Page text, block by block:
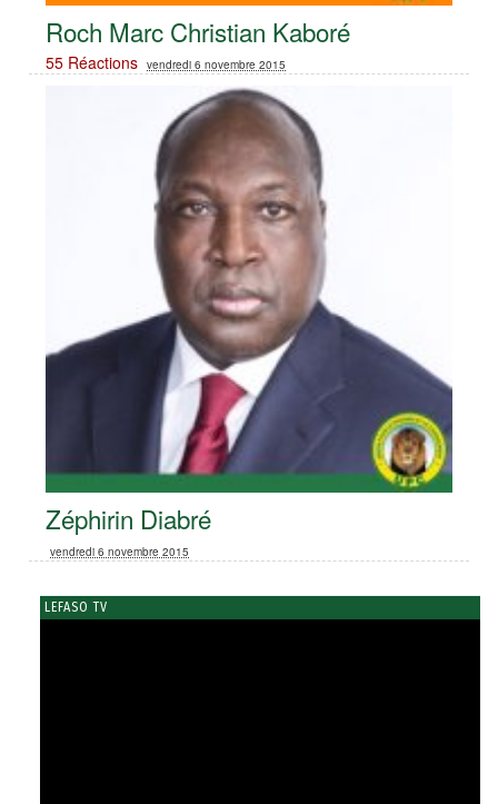
Roch Marc Christian Kaboré
55 Réactions vendredi 6 novembre 2015
Zéphirin Diabré
vendredi 6 novembre 2015
LEFASO TV